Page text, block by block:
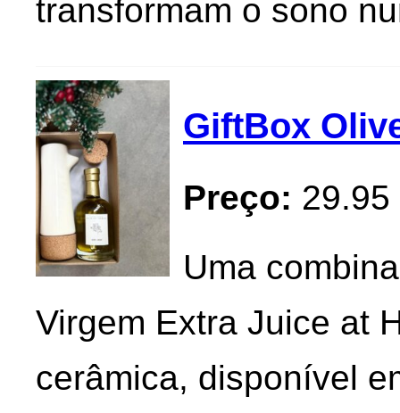
transformam o sono
GiftBox
Preço: 29.95
Uma
Virgem Extra Juice at
cerâmica, disponível